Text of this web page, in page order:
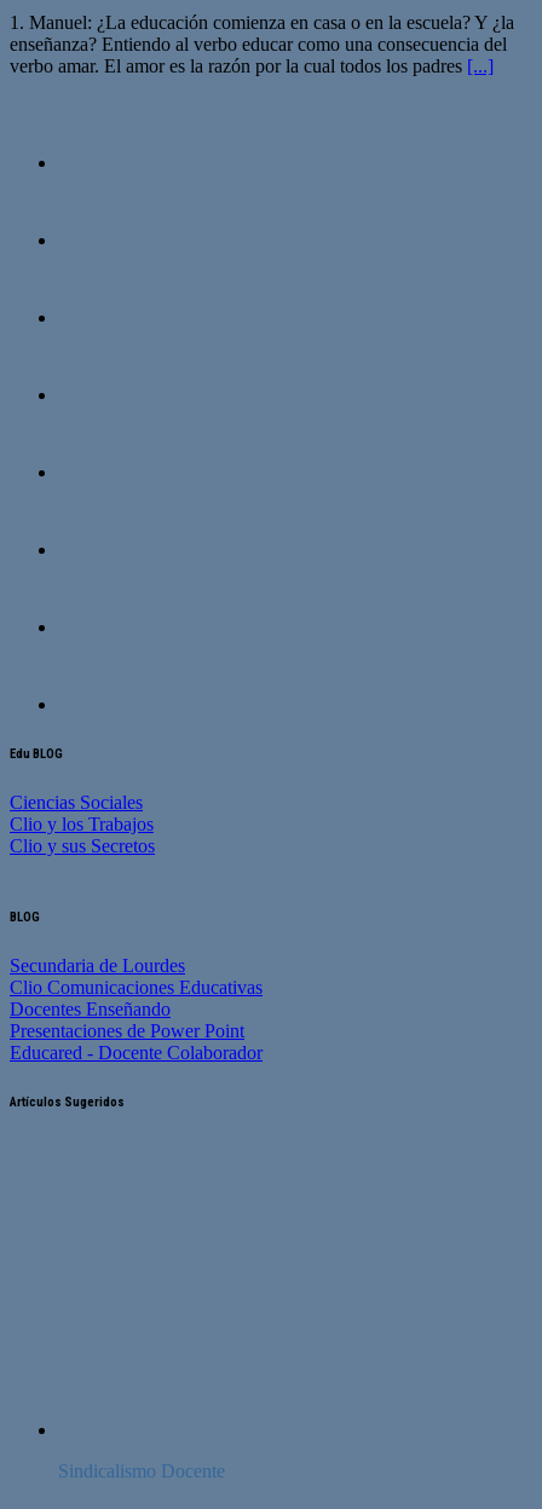
1. Manuel: ¿La educación comienza en casa o en la escuela? Y ¿la
enseñanza? Entiendo al verbo educar como una consecuencia del
verbo amar. El amor es la razón por la cual todos los padres [...]
Edu BLOG
Ciencias Sociales
Clio y los Trabajos
Clio y sus Secretos
BLOG
Secundaria de Lourdes
Clio Comunicaciones Educativas
Docentes Enseñando
Presentaciones de Power Point
Educared - Docente Colaborador
Artículos Sugeridos
Sindicalismo Docente